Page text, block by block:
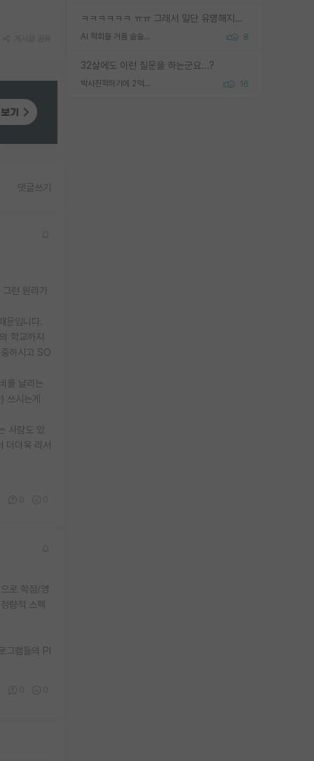
ㅋㅋㅋㅋㅋㅋ ㅠㅠ 그래서 일단 유명해지는게 중요한거같습니다
AI 학회들 거품 슬슬 지적이 나오네요 8
32살에도 이런 질문을 하는군요...?
박사진학하기에 2억은 괜찮은 (?) 정도의 경제력인가요 16
댓글쓰기
런 원리가
입니다.
학교까지
하시고 SO
를 날리는
쓰시는게
사람도 있
더더욱 리서
로 학점/영
량적 스펙
그램들의 PI